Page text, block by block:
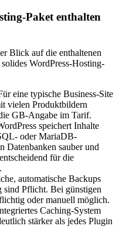
Paket enthalten
Blick auf die enthaltenen
WordPress-Hosting-
eine typische Business-Site
vielen Produktbildern
GB-Angabe im Tarif.
speichert Inhalte
oder MariaDB-
Datenbanken sauber und
für die
automatische Backups
sind Pflicht. Bei günstigen
oder manuell möglich.
Caching-System
stärker als jedes Plugin